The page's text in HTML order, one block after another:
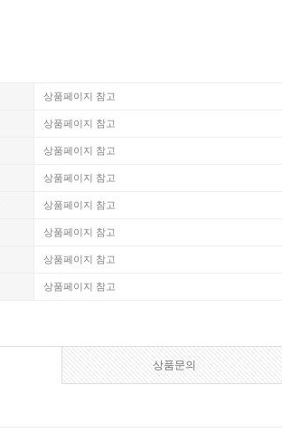
상품페이지 참고
상품페이지 참고
상품페이지 참고
상품페이지 참고
상품페이지 참고
상품페이지 참고
상품페이지 참고
상품페이지 참고
상품문의